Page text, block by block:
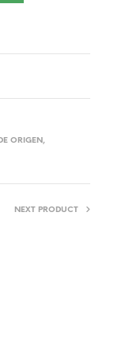
ORIGEN,
NEXT PRODUCT